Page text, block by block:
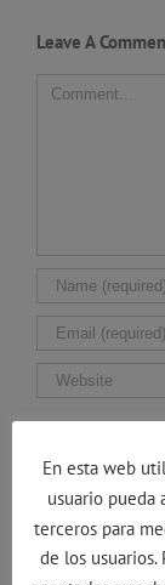
Leave A
Comment
este navegador
En esta web
usuario pueda
terceros para
de los usuarios.